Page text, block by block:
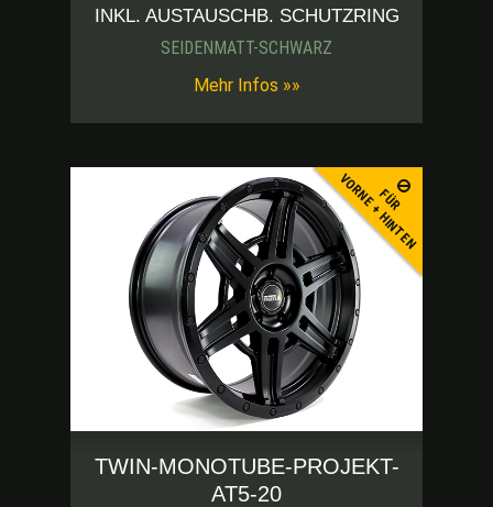
INKL. AUSTAUSCHB. SCHUTZRING
SEIDENMATT-SCHWARZ
Mehr Infos »»
FÜR
VORNE + HINTEN
TWIN-MONOTUBE-PROJEKT-
AT5-20